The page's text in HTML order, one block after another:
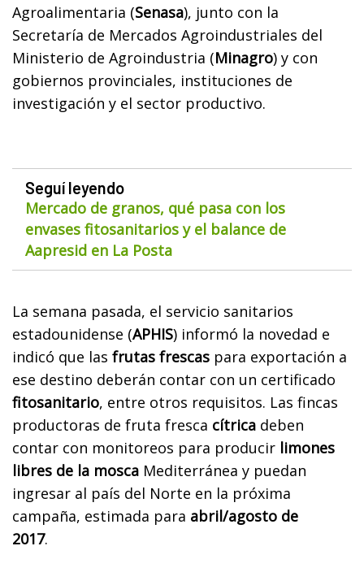
Agroalimentaria (Senasa), junto con la
Secretaría de Mercados Agroindustriales del
Ministerio de Agroindustria (Minagro) y con
gobiernos provinciales, instituciones de
investigación y el sector productivo.
Seguí leyendo
Mercado de granos, qué pasa con los
envases fitosanitarios y el balance de
Aapresid en La Posta
La semana pasada, el servicio sanitarios
estadounidense (APHIS) informó la novedad e
indicó que las frutas frescas para exportación a
ese destino deberán contar con un certificado
fitosanitario, entre otros requisitos. Las fincas
productoras de fruta fresca cítrica deben
contar con monitoreos para producir limones
libres de la mosca Mediterránea y puedan
ingresar al país del Norte en la próxima
campaña, estimada para abril/agosto de
2017.